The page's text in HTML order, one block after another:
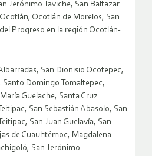
Jerónimo Taviche, San Baltazar
Ocotlán de Morelos, San
Progreso en la región Ocotlán-
San Dionisio Ocotepec,
Santo Domingo Tomaltepec,
Guelache, Santa Cruz
San Sebastián Abasolo, San
San Juan Guelavía, San
de Cuauhtémoc, Magdalena
San Jerónimo